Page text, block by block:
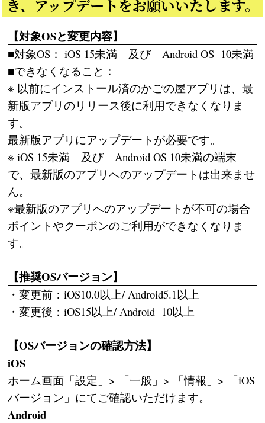
き、アップデートをお願いいたします。
【対象OSと変更内容】
■対象OS： iOS 15未満 及び Android OS 10未満
■できなくなること：
※ 以前にインストール済のかごの屋アプリは、最
新版アプリのリリース後に利用できなくなりま
す。
最新版アプリにアップデートが必要です。
※ iOS 15未満 及び Android OS 10未満の端末
で、最新版のアプリへのアップデートは出来ませ
ん。
※最新版のアプリへのアップデートが不可の場合
ポイントやクーポンのご利用ができなくなりま
す。
【推奨OSバージョン】
・変更前：iOS10.0以上/ Android5.1以上
・変更後：iOS15以上/ Android 10以上
【OSバージョンの確認方法】
iOS
ホーム画面「設定」> 「一般」> 「情報」> 「iOS
バージョン」にてご確認いただけます。
Android